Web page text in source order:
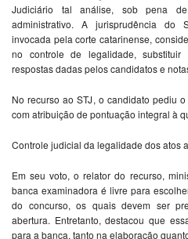
Judiciário tal análise, sob pena
administrativo. A jurisprudência do
invocada pela corte catarinense,
no controle de legalidade, substituir
respostas dadas pelos candidatos e
No recurso ao STJ, o candidato pediu
com atribuição de pontuação integral à
Controle judicial da legalidade dos atos
Em seu voto, o relator do recurso,
banca examinadora é livre para
do concurso, os quais devem ser
abertura. Entretanto, destacou que
para a banca, tanto na elaboração